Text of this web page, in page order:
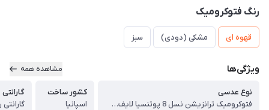
رنگ فتوکرومیک
قهوه ای مشکی (دودی) سبز
ویژگی‌ها مشاهده همه
نوع عدسی
فتوکرومیک ترانزیشن نسل 8 پوتنسیا لایف استایل ایندو Indo Life Style Pottencia Transitions Gen8
کشور ساخت
اسپانیا
گارانتی
گارانتی رسمی